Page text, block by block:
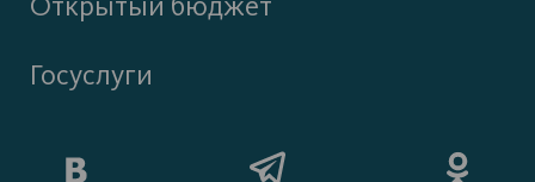
Открытый бюджет
Госуслуги